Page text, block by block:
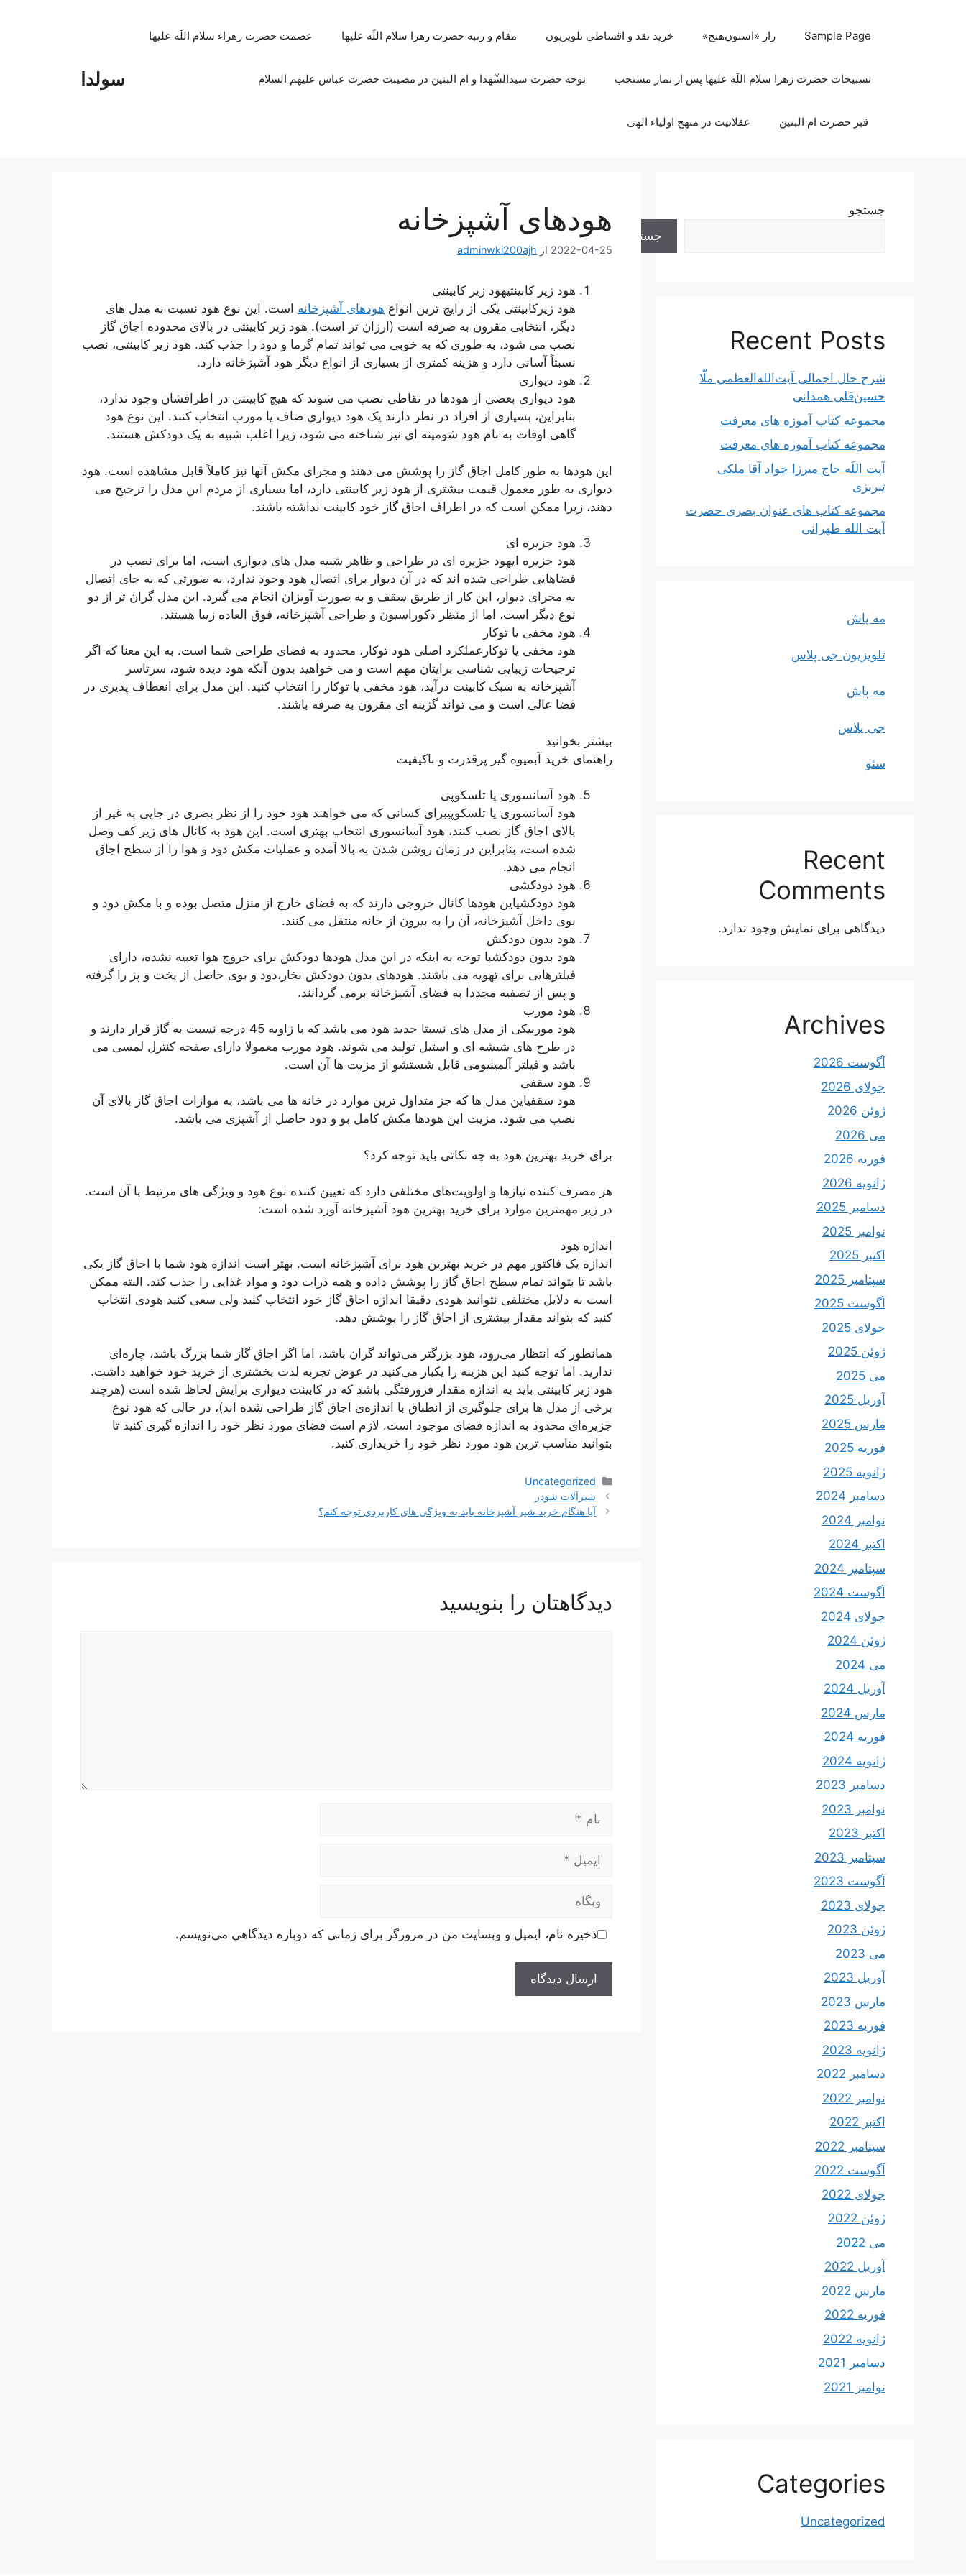
سولدا
Sample Page راز «استون‌هنج» خرید نقد و اقساطی تلویزیون مقام و رتبه حضرت زهرا سلام اللَه علیها عصمت حضرت زهراء سلام اللَه علیها
تسبیحات حضرت زهرا سلام اللَه علیها پس از نماز مستحب نوحه حضرت سیدالشّهدا و ام البنین در مصیبت حضرت عباس علیهم السلام
قبر حضرت ام البنین عقلانیت در منهج اولیاء الهی
هودهای آشپزخانه
2022-04-25 از adminwki200ajh
هود زیر کابینتیهود زیر کابینتی
هود زیرکابینتی یکی از رایج ترین انواع هودهای آشپزخانه است. این نوع هود نسبت به مدل های
دیگر، انتخابی مقرون به صرفه است (ارزان تر است). هود زیر کابینتی در بالای محدوده اجاق گاز
نصب می شود، به طوری که به خوبی می تواند تمام گرما و دود را جذب کند. هود زیر کابینتی، نصب
نسبتاً آسانی دارد و هزینه کمتری از بسیاری از انواع دیگر هود آشپزخانه دارد.
هود دیواری
هود دیواری بعضی از هودها در نقاطی نصب می شوند که هیچ کابینتی در اطرافشان وجود ندارد،
بنابراین، بسیاری از افراد در نظر دارند یک هود دیواری صاف یا مورب انتخاب کنند. این نوع هود
گاهی اوقات به نام هود شومینه ای نیز شناخته می شود، زیرا اغلب شبیه به یک دودکش هستند.
این هودها به طور کامل اجاق گاز را پوشش می دهند و مجرای مکش آنها نیز کاملاً قابل مشاهده است. هود
دیواری به طور معمول قیمت بیشتری از هود زیر کابینتی دارد، اما بسیاری از مردم این مدل را ترجیح می
دهند، زیرا ممکن است که در اطراف اجاق گاز خود کابینت نداشته باشند.
هود جزیره ای
هود جزیره ایهود جزیره ای در طراحی و ظاهر شبیه مدل های دیواری است، اما برای نصب در
فضاهایی طراحی شده اند که در آن دیوار برای اتصال هود وجود ندارد، به صورتی که به جای اتصال
به مجرای دیوار، این کار از طریق سقف و به صورت آویزان انجام می گیرد. این مدل گران تر از دو
نوع دیگر است، اما از منظر دکوراسیون و طراحی آشپزخانه، فوق العاده زیبا هستند.
هود مخفی یا توکار
هود مخفی یا توکارعملکرد اصلی هود توکار، محدود به فضای طراحی شما است. به این معنا که اگر
ترجیحات زیبایی شناسی برایتان مهم است و می خواهید بدون آنکه هود دیده شود، سرتاسر
آشپزخانه به سبک کابینت درآید، هود مخفی یا توکار را انتخاب کنید. این مدل برای انعطاف پذیری در
فضا عالی است و می تواند گزینه ای مقرون به صرفه باشند.
بیشتر بخوانید
راهنمای خرید آبمیوه گیر پرقدرت و باکیفیت
هود آسانسوری یا تلسکوپی
هود آسانسوری یا تلسکوپیبرای کسانی که می خواهند هود خود را از نظر بصری در جایی به غیر از
بالای اجاق گاز نصب کنند، هود آسانسوری انتخاب بهتری است. این هود به کانال های زیر کف وصل
شده است، بنابراین در زمان روشن شدن به بالا آمده و عملیات مکش دود و هوا را از سطح اجاق
انجام می دهد.
هود دودکشی
هود دودکشیاین هودها کانال خروجی دارند که به فضای خارج از منزل متصل بوده و با مکش دود و
بوی داخل آشپزخانه، آن را به بیرون از خانه منتقل می کنند.
هود بدون دودکش
هود بدون دودکشبا توجه به اینکه در این مدل هودها دودکش برای خروج هوا تعبیه نشده، دارای
فیلترهایی برای تهویه می باشند. هودهای بدون دودکش بخار،دود و بوی حاصل از پخت و پز را گرفته
و پس از تصفیه مجددا به فضای آشپزخانه برمی گردانند.
هود مورب
هود موربیکی از مدل های نسبتا جدید هود می باشد که با زاویه 45 درجه نسبت به گاز قرار دارند و
در طرح های شیشه ای و استیل تولید می شوند. هود مورب معمولا دارای صفحه کنترل لمسی می
باشد و فیلتر آلمینیومی قابل شستشو از مزیت ها آن است.
هود سقفی
هود سقفیاین مدل ها که جز متداول ترین موارد در خانه ها می باشد، به موازات اجاق گاز بالای آن
نصب می شود. مزیت این هودها مکش کامل بو و دود حاصل از آشپزی می باشد.
برای خرید بهترین هود به چه نکاتی باید توجه کرد؟
هر مصرف کننده نیازها و اولویت‌‌های مختلفی دارد که تعیین کننده نوع هود و ویژگی های مرتبط با آن است.
در زیر مهمترین موارد برای خرید بهترین هود آشپزخانه آورد شده است:
اندازه هود
اندازه یک فاکتور مهم در خرید بهترین هود برای آشپزخانه است. بهتر است اندازه هود شما با اجاق گاز یکی
باشد تا بتواند تمام سطح اجاق گاز را پوشش داده و همه ذرات دود و مواد غذایی را جذب کند. البته ممکن
است به دلایل مختلفی نتوانید هودی دقیقا اندازه اجاق گاز خود انتخاب کنید ولی سعی کنید هودی انتخاب
کنید که بتواند مقدار بیشتری از اجاق گاز را پوشش دهد.
همانطور که انتظار می‌رود، هود بزرگتر می‌تواند گران باشد، اما اگر اجاق گاز شما بزرگ باشد، چاره‌ای
ندارید. اما توجه کنید این هزینه را یکبار می‌کنید در عوض تجربه لذت بخشتری از خرید خود خواهید داشت.
هود زیر کابینتی باید به اندازه مقدار فرورفتگی باشد که در کابینت دیواری برایش لحاظ شده است (هرچند
برخی از مدل ها برای جلوگیری از انطباق با اندازه‌ی اجاق گاز طراحی شده اند)، در حالی که هود نوع
جزیره‌ای محدود به اندازه فضای موجود است. لازم است فضای مورد نظر خود را اندازه گیری کنید تا
بتوانید مناسب ترین هود مورد نظر خود را خریداری کنید.
دسته‌ها
Uncategorized
ناوبری
نوشته‌ها
شیرآلات شودر
آیا هنگام خرید شیر آشپزخانه باید به ویژگی های کاربردی توجه کنم؟
دیدگاهتان را بنویسید
ایمیل
وبگاه
ذخیره نام، ایمیل و وبسایت من در مرورگر برای زمانی که دوباره دیدگاهی می‌نویسم.
جستجو
جستجو
Recent Posts
شرح حال اجمالی آیت‌الله‌العظمی ملّا
حسین‌قلی همدانی
مجموعه کتاب آموزه های معرفت
مجموعه کتاب آموزه های معرفت
آیت اللَه حاج میرزا جواد آقا ملکی
تبریزی
مجموعه کتاب های عنوان بصری حضرت
آیت الله طهرانی
مه پاش
تلویزیون جی پلاس
مه پاش
جی پلاس
سئو
Recent
Comments
دیدگاهی برای نمایش وجود ندارد.
Archives
آگوست 2026
جولای 2026
ژوئن 2026
می 2026
فوریه 2026
ژانویه 2026
دسامبر 2025
نوامبر 2025
اکتبر 2025
سپتامبر 2025
آگوست 2025
جولای 2025
ژوئن 2025
می 2025
آوریل 2025
مارس 2025
فوریه 2025
ژانویه 2025
دسامبر 2024
نوامبر 2024
اکتبر 2024
سپتامبر 2024
آگوست 2024
جولای 2024
ژوئن 2024
می 2024
آوریل 2024
مارس 2024
فوریه 2024
ژانویه 2024
دسامبر 2023
نوامبر 2023
اکتبر 2023
سپتامبر 2023
آگوست 2023
جولای 2023
ژوئن 2023
می 2023
آوریل 2023
مارس 2023
فوریه 2023
ژانویه 2023
دسامبر 2022
نوامبر 2022
اکتبر 2022
سپتامبر 2022
آگوست 2022
جولای 2022
ژوئن 2022
می 2022
آوریل 2022
مارس 2022
فوریه 2022
ژانویه 2022
دسامبر 2021
نوامبر 2021
Categories
Uncategorized